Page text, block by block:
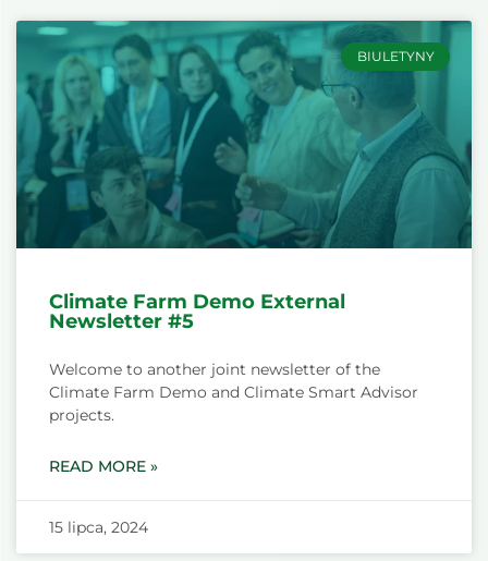
BIULETYNY
Climate Farm Demo External
Newsletter #5
Welcome to another joint newsletter of the
Climate Farm Demo and Climate Smart Advisor
projects.
READ MORE »
15 lipca, 2024